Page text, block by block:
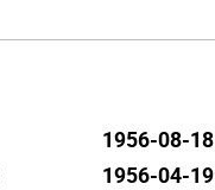
1956-08-18
1956-04-19